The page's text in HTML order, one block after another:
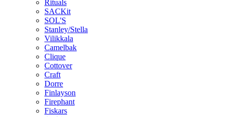
Rituals
SACKit
SOL'S
Stanley/Stella
Vilikkala
Camelbak
Clique
Cottover
Craft
Dorre
Finlayson
Firephant
Fiskars